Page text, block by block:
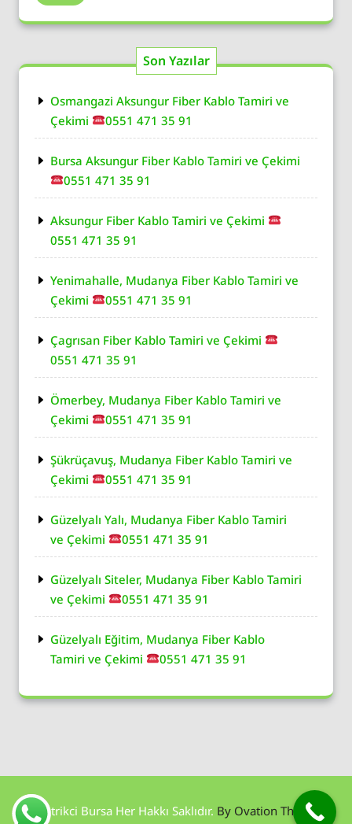
Son Yazılar
Osmangazi Aksungur Fiber Kablo Tamiri ve
Çekimi
0551 471 35 91
Bursa Aksungur Fiber Kablo Tamiri ve Çekimi
0551 471 35 91
Aksungur Fiber Kablo Tamiri ve Çekimi
0551 471 35 91
Yenimahalle, Mudanya Fiber Kablo Tamiri ve
Çekimi
0551 471 35 91
Çagrısan Fiber Kablo Tamiri ve Çekimi
0551 471 35 91
Ömerbey, Mudanya Fiber Kablo Tamiri ve
Çekimi
0551 471 35 91
Şükrüçavuş, Mudanya Fiber Kablo Tamiri ve
Çekimi
0551 471 35 91
Güzelyalı Yalı, Mudanya Fiber Kablo Tamiri
ve Çekimi
0551 471 35 91
Güzelyalı Siteler, Mudanya Fiber Kablo Tamiri
ve Çekimi
0551 471 35 91
Güzelyalı Eğitim, Mudanya Fiber Kablo
Tamiri ve Çekimi
0551 471 35 91
Elektrikci Bursa Her Hakkı Saklıdır. By Ovation Themes